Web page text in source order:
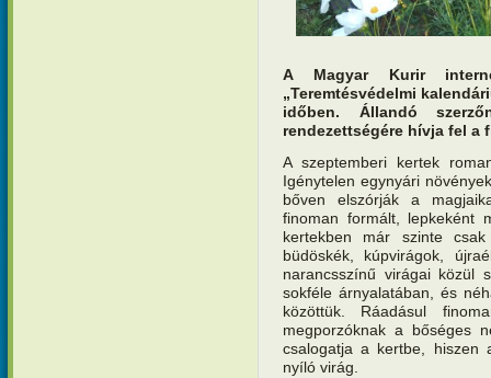
A Magyar Kurir
„Teremtésvédelmi
időben. Állandó
rendezettségére hívja fel a
A szeptemberi kertek
Igénytelen egynyári
bőven elszórják a
finoman formált, lepkeként
kertekben már szinte
büdöskék, kúpvirágok,
narancsszínű virágai közül
sokféle árnyalatában, és
közöttük. Ráadásul
megporzóknak a bőséges
csalogatja a kertbe, hiszen
nyíló virág.